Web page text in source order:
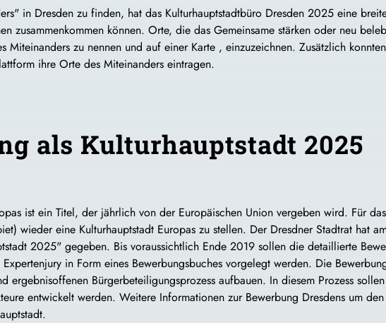
in Dresden zu finden, hat das Kulturhauptstadtbüro Dresden 2025 eine
zusammenkommen können. Orte, die das Gemeinsame stärken oder neu
Miteinanders zu nennen und auf einer Karte , einzuzeichnen. Zusätzlich
ihre Orte des Miteinanders eintragen.
als Kulturhauptstadt 2025
ist ein Titel, der jährlich von der Europäischen Union vergeben wird. Für
wieder eine Kulturhauptstadt Europas zu stellen. Der Dresdner Stadtrat hat
2025" gegeben. Bis voraussichtlich Ende 2019 sollen die detaillierte
in Form eines Bewerbungsbuches vorgelegt werden. Die
ergebnisoffenen Bürgerbeteiligungsprozess aufbauen. In diesem Prozess
entwickelt werden. Weitere Informationen zur Bewerbung Dresdens um